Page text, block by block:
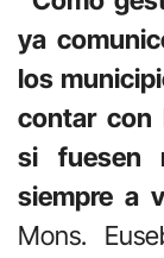
ya
los
contar con
si fuesen
siempre a
Mons.